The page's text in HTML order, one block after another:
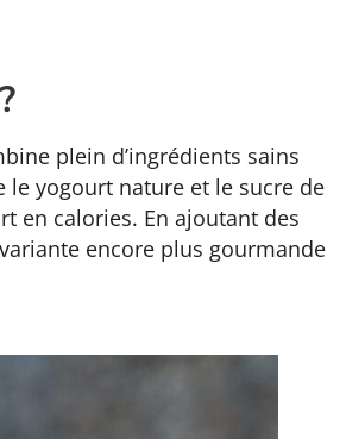
plein d’ingrédients sains
le yogourt nature et le sucre de
en calories. En ajoutant des
encore plus gourmande